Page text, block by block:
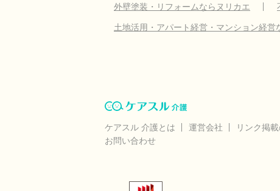
外壁塗装・リフォームならヌリカエ
土地活用・アパート経営・マンション経営
ケアスル 介護とは 運営会社 リンク掲
お問い合わせ